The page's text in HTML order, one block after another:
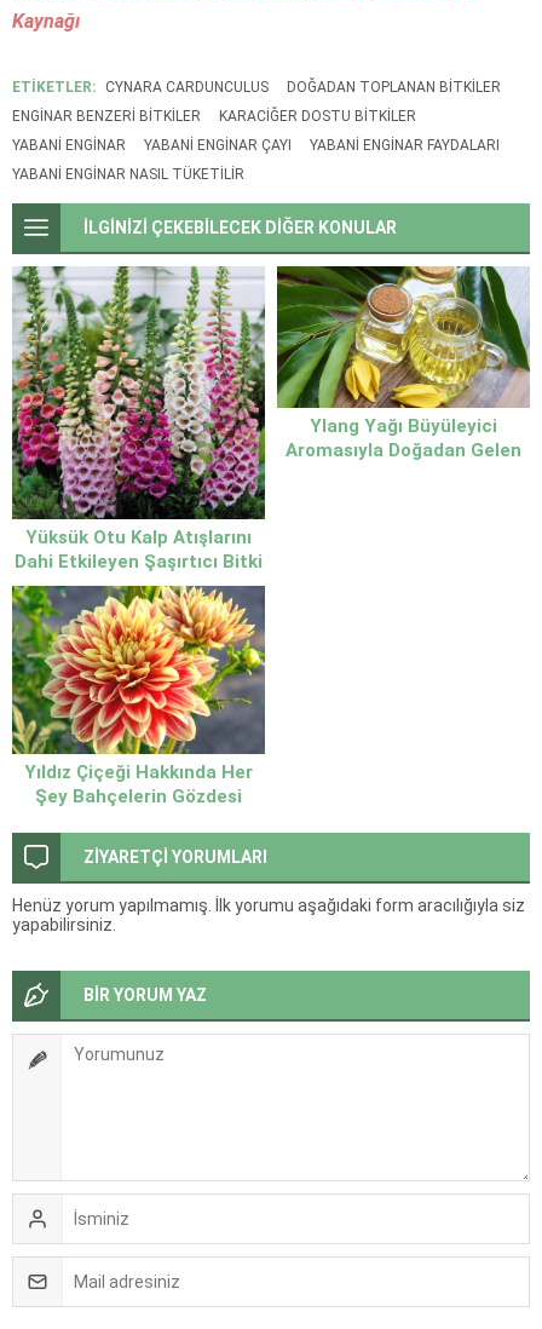
Kaynağı
ETİKETLER: CYNARA CARDUNCULUS
DOĞADAN TOPLANAN BITKILER
ENGINAR BENZERI BITKILER
KARACIĞER DOSTU BITKILER
YABANI ENGINAR
YABANI ENGINAR ÇAYI
YABANI ENGINAR FAYDALARI
YABANI ENGINAR NASIL TÜKETILIR
İLGİNİZİ ÇEKEBİLECEK DİĞER KONULAR
Yüksük Otu Kalp Atışlarını
Dahi Etkileyen Şaşırtıcı Bitki
Ylang Yağı Büyüleyici
Aromasıyla Doğadan Gelen
Yıldız Çiçeği Hakkında Her
Şey Bahçelerin Gözdesi
ZİYARETÇİ YORUMLARI
Henüz yorum yapılmamış. İlk yorumu aşağıdaki form aracılığıyla siz
yapabilirsiniz.
BİR YORUM YAZ